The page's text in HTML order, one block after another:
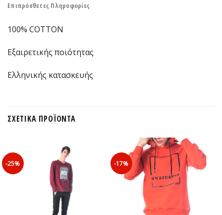
Επιπρόσθετες Πληροφορίες
100% COTTON
Εξαιρετικής ποιότητας
Ελληνικής κατασκευής
ΣΧΕΤΙΚΆ ΠΡΟΪΌΝΤΑ
-25% -17%